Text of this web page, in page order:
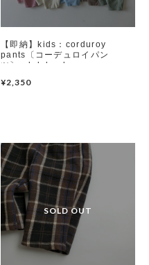
【即納】kids：corduroy
pants〔コーデュロイパン
ツ〕 lalaland
¥2,350